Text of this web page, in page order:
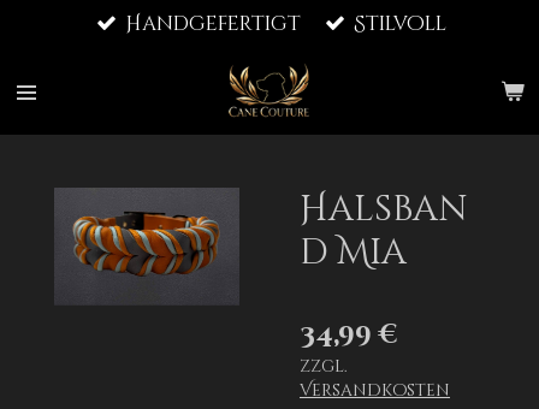
springen
Handgefertigt Stilvoll
Halsban
d Mia
34,99 €
zzgl.
Versandkosten